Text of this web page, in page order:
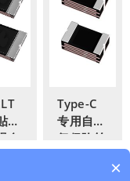
片
自
Type-C
专用自恢
复保险丝
×